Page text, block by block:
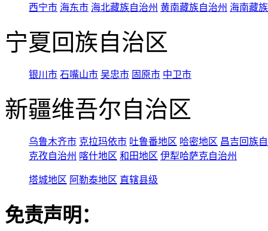
西宁市 海东市 海北藏族自治州 黄南藏族自治州 海南藏
宁夏回族自治区
银川市 石嘴山市 吴忠市 固原市 中卫市
新疆维吾尔自治区
乌鲁木齐市 克拉玛依市 吐鲁番地区 哈密地区 昌吉回族
克孜自治州 喀什地区 和田地区 伊犁哈萨克自治州
塔城地区 阿勒泰地区 直辖县级
免责声明：